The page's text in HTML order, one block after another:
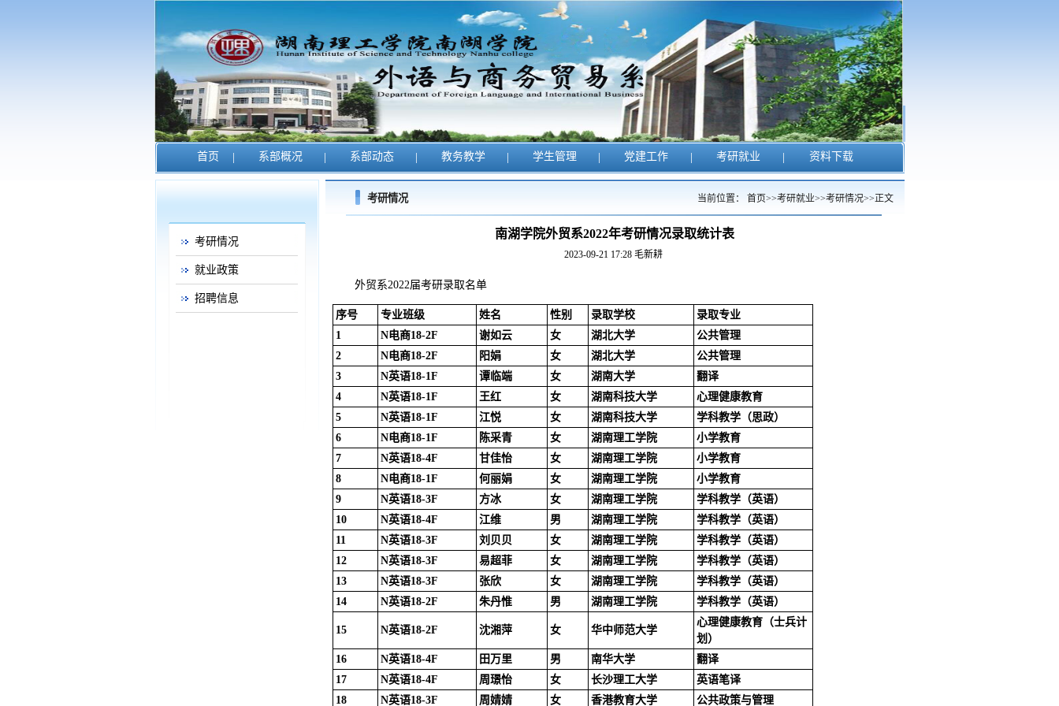
首页 | 系部概况 | 系部动态 | 教务教学 | 学生管理 | 党建工作 | 考研就业 | 资料下载
考研情况
就业政策
招聘信息
考研情况 当前位置： 首页>>考研就业>>考研情况>>正文
南湖学院外贸系2022年考研情况录取统计表
2023-09-21 17:28 毛新耕
外贸系2022届考研录取名单
序号 专业班级 姓名 性别 录取学校
录取专业
1
N电商18-2F 谢如云 女 湖北大学
公共管理
2
N电商18-2F 阳娟 女 湖北大学
公共管理
3
N英语18-1F 谭临端 女 湖南大学
翻译
4
N英语18-1F 王红 女 湖南科技大学
心理健康教育
5
N英语18-1F 江悦 女 湖南科技大学
学科教学（思政）
6
N电商18-1F 陈采青 女 湖南理工学院
小学教育
7
N英语18-4F 甘佳怡 女 湖南理工学院
小学教育
8
N电商18-1F 何丽娟 女 湖南理工学院
小学教育
9
N英语18-3F 方冰 女 湖南理工学院
学科教学（英语）
10
N英语18-4F 江维 男 湖南理工学院
学科教学（英语）
11
N英语18-3F 刘贝贝 女 湖南理工学院
学科教学（英语）
12
N英语18-3F 易超菲 女 湖南理工学院
学科教学（英语）
13
N英语18-3F 张欣 女 湖南理工学院
学科教学（英语）
14
N英语18-2F 朱丹惟 男 湖南理工学院 学科教学（英语）
15 N英语18-2F 沈湘萍 女 华中师范大学
心理健康教育（士兵计
划）
16
N英语18-4F 田万里 男 南华大学
翻译
17
N英语18-4F 周璟怡 女 长沙理工大学
英语笔译
18
N英语18-3F 周婧婧 女 香港教育大学 公共政策与管理